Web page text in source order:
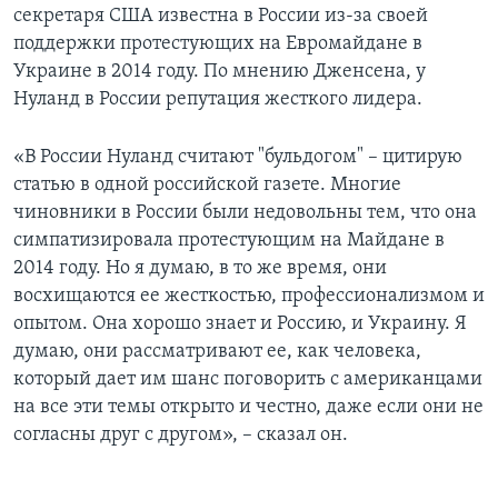
секретаря США известна в России из-за своей
поддержки протестующих на Евромайдане в
Украине в 2014 году. По мнению Дженсена, у
Нуланд в России репутация жесткого лидера.
«В России Нуланд считают "бульдогом" – цитирую
статью в одной российской газете. Многие
чиновники в России были недовольны тем, что она
симпатизировала протестующим на Майдане в
2014 году. Но я думаю, в то же время, они
восхищаются ее жесткостью, профессионализмом и
опытом. Она хорошо знает и Россию, и Украину. Я
думаю, они рассматривают ее, как человека,
который дает им шанс поговорить с американцами
на все эти темы открыто и честно, даже если они не
согласны друг с другом», – сказал он.